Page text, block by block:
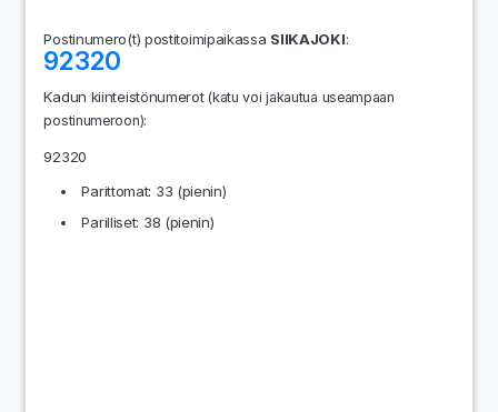
Postinumero(t) postitoimipaikassa SIIKAJOKI:
92320
Kadun kiinteistönumerot(katu voi jakautua useampaan
postinumeroon):
92320
Parittomat: 33 (pienin)
Parilliset: 38 (pienin)